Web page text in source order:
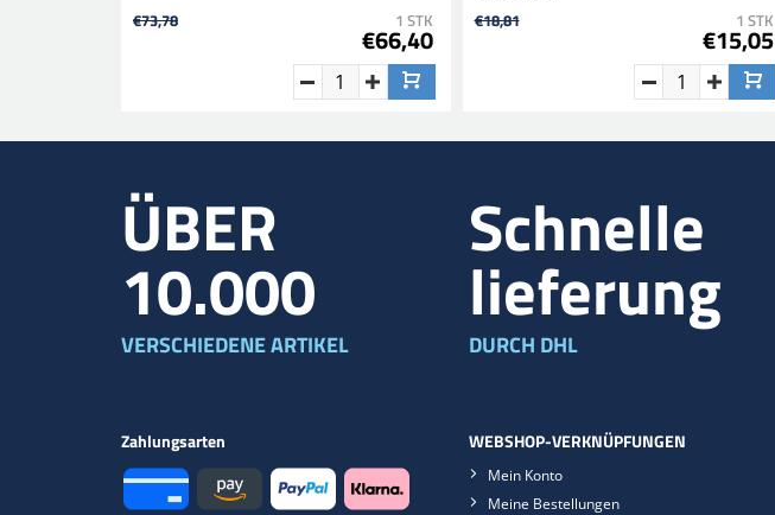
€73,78 1 STK
€66,40
€18,81 1 STK
€15,05
ÜBER
10.000
VERSCHIEDENE ARTIKEL
Schnelle
lieferung
DURCH DHL
Zahlungsarten WEBSHOP-VERKNÜPFUNGEN
Mein Konto
Meine Bestellungen